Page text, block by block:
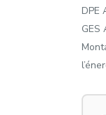
DPE
GES